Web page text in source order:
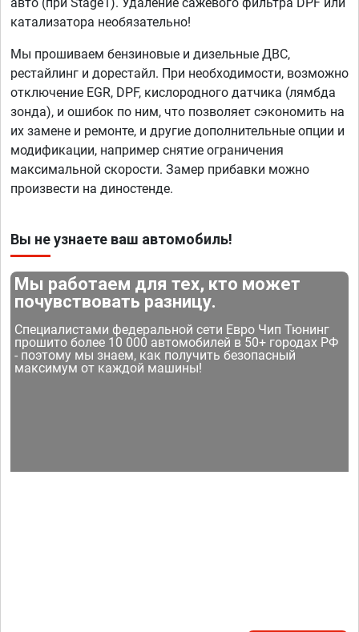
катализатора необязательно!
Мы прошиваем бензиновые и дизельные ДВС,
рестайлинг и дорестайл. При необходимости, возможно
отключение EGR, DPF, кислородного датчика (лямбда
зонда), и ошибок по ним, что позволяет сэкономить на
их замене и ремонте, и другие дополнительные опции и
модификации, например снятие ограничения
максимальной скорости. Замер прибавки можно
произвести на диностенде.
Вы не узнаете ваш автомобиль!
Мы работаем для тех, кто может
почувствовать разницу.
Специалистами федеральной сети Евро Чип Тюнинг
прошито более 10 000 автомобилей в 50+ городах РФ
- поэтому мы знаем, как получить безопасный
максимум от каждой машины!